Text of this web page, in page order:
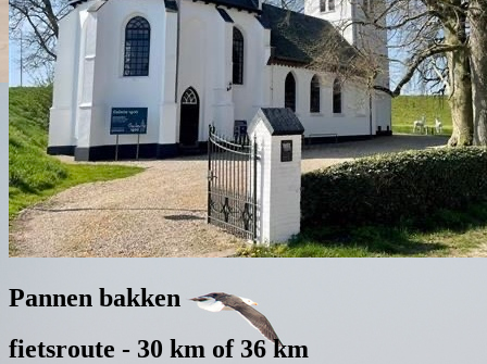
Pannen bakken
fietsroute - 30 km of 36 km